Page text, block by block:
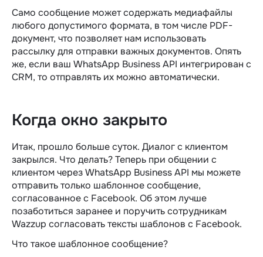
Само сообщение может содержать медиафайлы
любого допустимого формата, в том числе PDF-
документ, что позволяет нам использовать
рассылку для отправки важных документов. Опять
же, если ваш WhatsApp Business API интегрирован с
CRM, то отправлять их можно автоматически.
Когда окно закрыто
Итак, прошло больше суток. Диалог с клиентом
закрылся. Что делать? Теперь при общении с
клиентом через WhatsApp Business API мы можете
отправить только шаблонное сообщение,
согласованное с Facebook. Об этом лучше
позаботиться заранее и поручить сотрудникам
Wazzup согласовать тексты шаблонов с Facebook.
Что такое шаблонное сообщение?